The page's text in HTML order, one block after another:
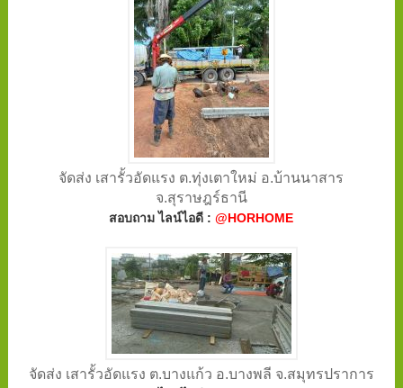
จัดส่ง เสารั้วอัดแรง ต.ทุ่งเตาใหม่ อ.บ้านนาสาร
จ.สุราษฎร์ธานี
สอบถาม ไลน์ไอดี :@HORHOME
จัดส่ง เสารั้วอัดแรง ต.บางแก้ว อ.บางพลี จ.สมุทรปราการ